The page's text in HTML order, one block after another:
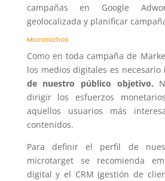
campañas en Google
geolocalizada y planificar
Micronichos
Como en toda campaña de
los medios digitales es necesario
de nuestro público objetivo.
dirigir los esfuerzos
aquellos usuarios más
contenidos.
Para definir el perfil de
microtarget se recomienda
digital y el CRM (gestión de